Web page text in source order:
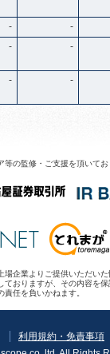
- -
- -
- -
の監修・ご支援を頂いてお
企業よりご提供いただい
おりますが、その内容を
任を負いかねます。
利用規約・免責事項